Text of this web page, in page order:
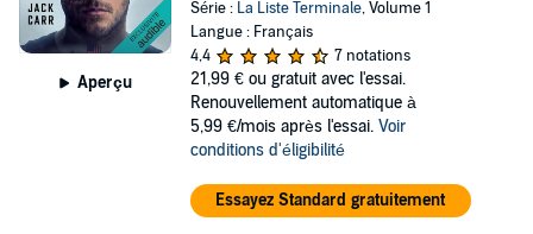
Aperçu
Série : La Liste Terminale, Volume 1
Langue : Français
4,4
7 notations
21,99 € ou gratuit avec l'essai.
Renouvellement automatique à
5,99 €/mois après l'essai. Voir
conditions d'éligibilité
Essayez Standard gratuitement